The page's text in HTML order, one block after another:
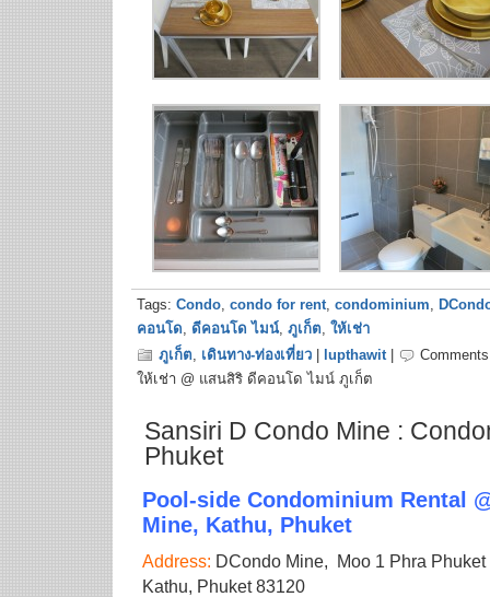
Tags: Condo, condo for rent, condominium,
คอนโด, ดีคอนโด ไมน์, ภูเก็ต, ให้เช่า
ภูเก็ต, เดินทาง-ท่องเที่ยว lupthawit|
ให้เช่า @ แสนสิริ ดีคอนโด ไมน์ ภูเก็ต
Sansiri D Condo Mine :
Phuket
Pool-side Condominium Rental
Mine, Kathu, Phuket
Address: DCondo Mine, Moo 1 Phra Phuket
Kathu, Phuket 83120